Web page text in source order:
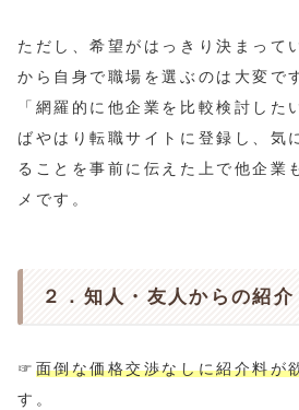
ただし、希望がはっきり決まって
から自身で職場を選ぶのは大変で
「網羅的に他企業を比較検討した
ばやはり転職サイトに登録し、気
ることを事前に伝えた上で他企業
メです。
２．知人・友人からの紹介
☞ 面倒な価格交渉なしに紹介料が
す。